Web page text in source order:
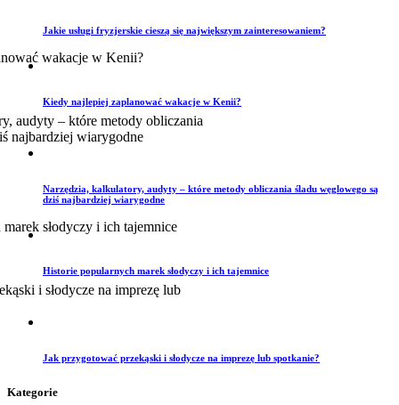
Jakie usługi fryzjerskie cieszą się największym zainteresowaniem?
Kiedy najlepiej zaplanować wakacje w Kenii?
Narzędzia, kalkulatory, audyty – które metody obliczania śladu węglowego są
dziś najbardziej wiarygodne
Historie popularnych marek słodyczy i ich tajemnice
Jak przygotować przekąski i słodycze na imprezę lub spotkanie?
Kategorie